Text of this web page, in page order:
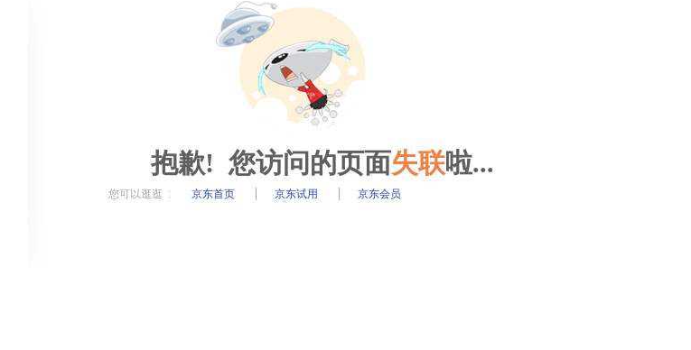
抱歉! 您访问的页面失联啦...
您可以逛逛 : 京东首页 京东试用 京东会员